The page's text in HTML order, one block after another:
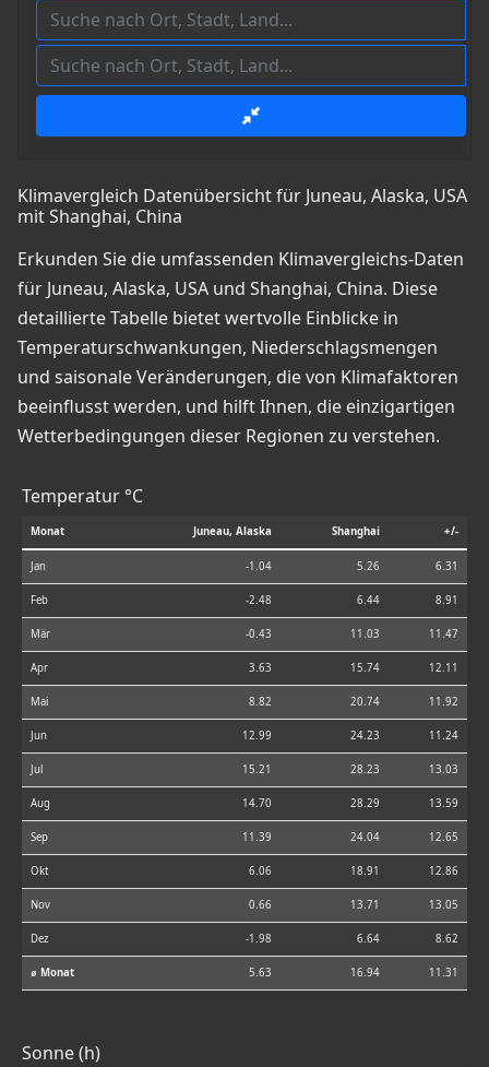
Klimavergleich Datenübersicht für Juneau, Alaska, USA
mit Shanghai, China
Erkunden Sie die umfassenden Klimavergleichs-Daten
für Juneau, Alaska, USA und Shanghai, China. Diese
detaillierte Tabelle bietet wertvolle Einblicke in
Temperaturschwankungen, Niederschlagsmengen
und saisonale Veränderungen, die von Klimafaktoren
beeinflusst werden, und hilft Ihnen, die einzigartigen
Wetterbedingungen dieser Regionen zu verstehen.
Temperatur °C
Monat Juneau, Alaska Shanghai +/-
Jan -1.04 5.26 6.31
Feb -2.48 6.44 8.91
Mär -0.43 11.03 11.47
Apr 3.63 15.74 12.11
Mai 8.82 20.74 11.92
Jun 12.99 24.23 11.24
Jul 15.21 28.23 13.03
Aug 14.70 28.29 13.59
Sep 11.39 24.04 12.65
Okt 6.06 18.91 12.86
Nov 0.66 13.71 13.05
Dez -1.98 6.64 8.62
⌀ Monat 5.63 16.94 11.31
Sonne (h)